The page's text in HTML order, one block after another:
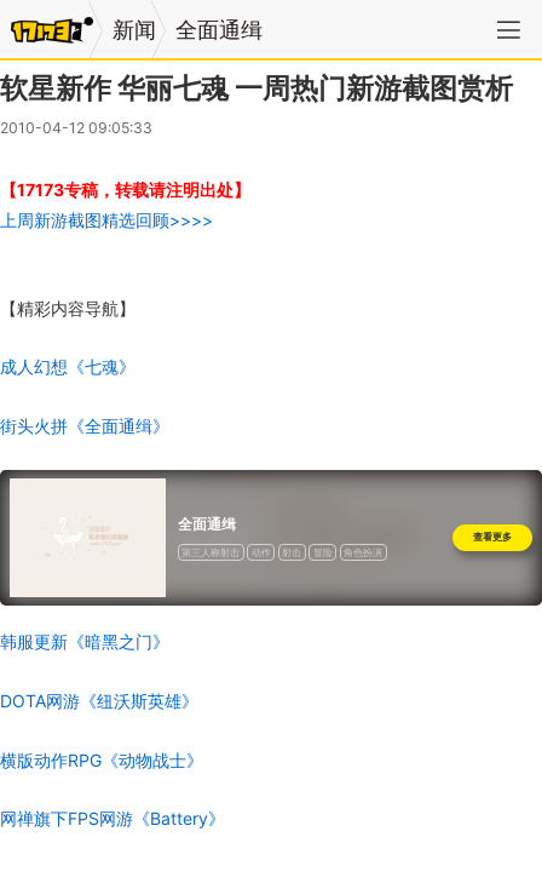
新闻 全面通缉
软星新作 华丽七魂 一周热门新游截图赏析
2010-04-12 09:05:33
【17173专稿，转载请注明出处】
上周新游截图精选回顾>>>>
【精彩内容导航】
成人幻想《七魂》
街头火拼《全面通缉》
全面通缉
第三人称射击 动作 射击 冒险 角色扮演
查看更多
韩服更新《暗黑之门》
DOTA网游《纽沃斯英雄》
横版动作RPG《动物战士》
网禅旗下FPS网游《Battery》